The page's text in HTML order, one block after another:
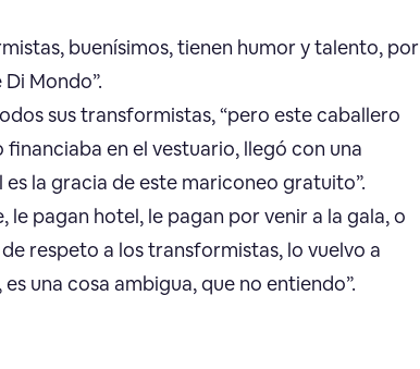
buenísimos, tienen humor y talento, por
Mondo”.
sus transformistas, “pero este caballero
en el vestuario, llegó con una
la gracia de este mariconeo gratuito”.
le pagan hotel, le pagan por venir a la gala, o
respeto a los transformistas, lo vuelvo a
una cosa ambigua, que no entiendo”.